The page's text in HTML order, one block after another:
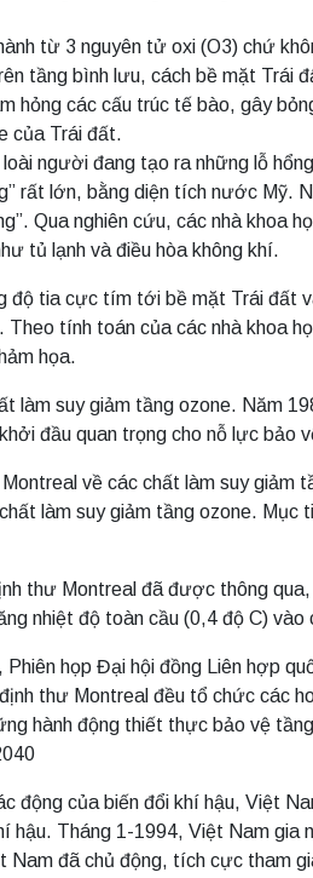
từ 3 nguyên tử oxi (O3) chứ
tầng bình lưu, cách bề mặt Trái
hỏng các cấu trúc tế bào, gây
của Trái đất.
người đang tạo ra những lỗ
rất lớn, bằng diện tích nước
Qua nghiên cứu, các nhà khoa
tủ lạnh và điều hòa không khí.
độ tia cực tím tới bề mặt Trái
tính toán của các nhà khoa
họa.
làm suy giảm tầng ozone. Năm
đầu quan trọng cho nỗ lực bảo
về các chất làm suy giảm
làm suy giảm tầng ozone.
thư Montreal đã được thông
nhiệt độ toàn cầu (0,4 độ C) vào
họp Đại hội đồng Liên hợp
thư Montreal đều tổ chức các
hành động thiết thực bảo vệ
động của biến đổi khí hậu, Việt
hậu. Tháng 1-1994, Việt Nam
Nam đã chủ động, tích cực tham